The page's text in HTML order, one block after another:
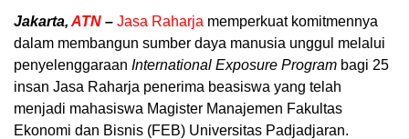
Jakarta, ATN – Jasa Raharja memperkuat komitmennya
dalam membangun sumber daya manusia unggul melalui
penyelenggaraan International Exposure Program bagi 25
insan Jasa Raharja penerima beasiswa yang telah
menjadi mahasiswa Magister Manajemen Fakultas
Ekonomi dan Bisnis (FEB) Universitas Padjadjaran.